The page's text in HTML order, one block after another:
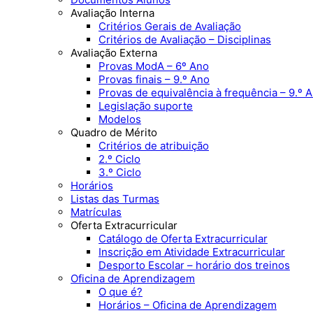
Avaliação Interna
Critérios Gerais de Avaliação
Critérios de Avaliação – Disciplinas
Avaliação Externa
Provas ModA – 6º Ano
Provas finais – 9.º Ano
Provas de equivalência à frequência – 9.º
Legislação suporte
Modelos
Quadro de Mérito
Critérios de atribuição
2.º Ciclo
3.º Ciclo
Horários
Listas das Turmas
Matrículas
Oferta Extracurricular
Catálogo de Oferta Extracurricular
Inscrição em Atividade Extracurricular
Desporto Escolar – horário dos treinos
Oficina de Aprendizagem
O que é?
Horários – Oficina de Aprendizagem